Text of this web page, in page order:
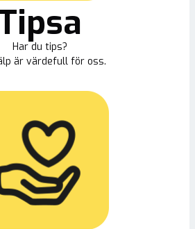
Har du tips?
är värdefull för oss.